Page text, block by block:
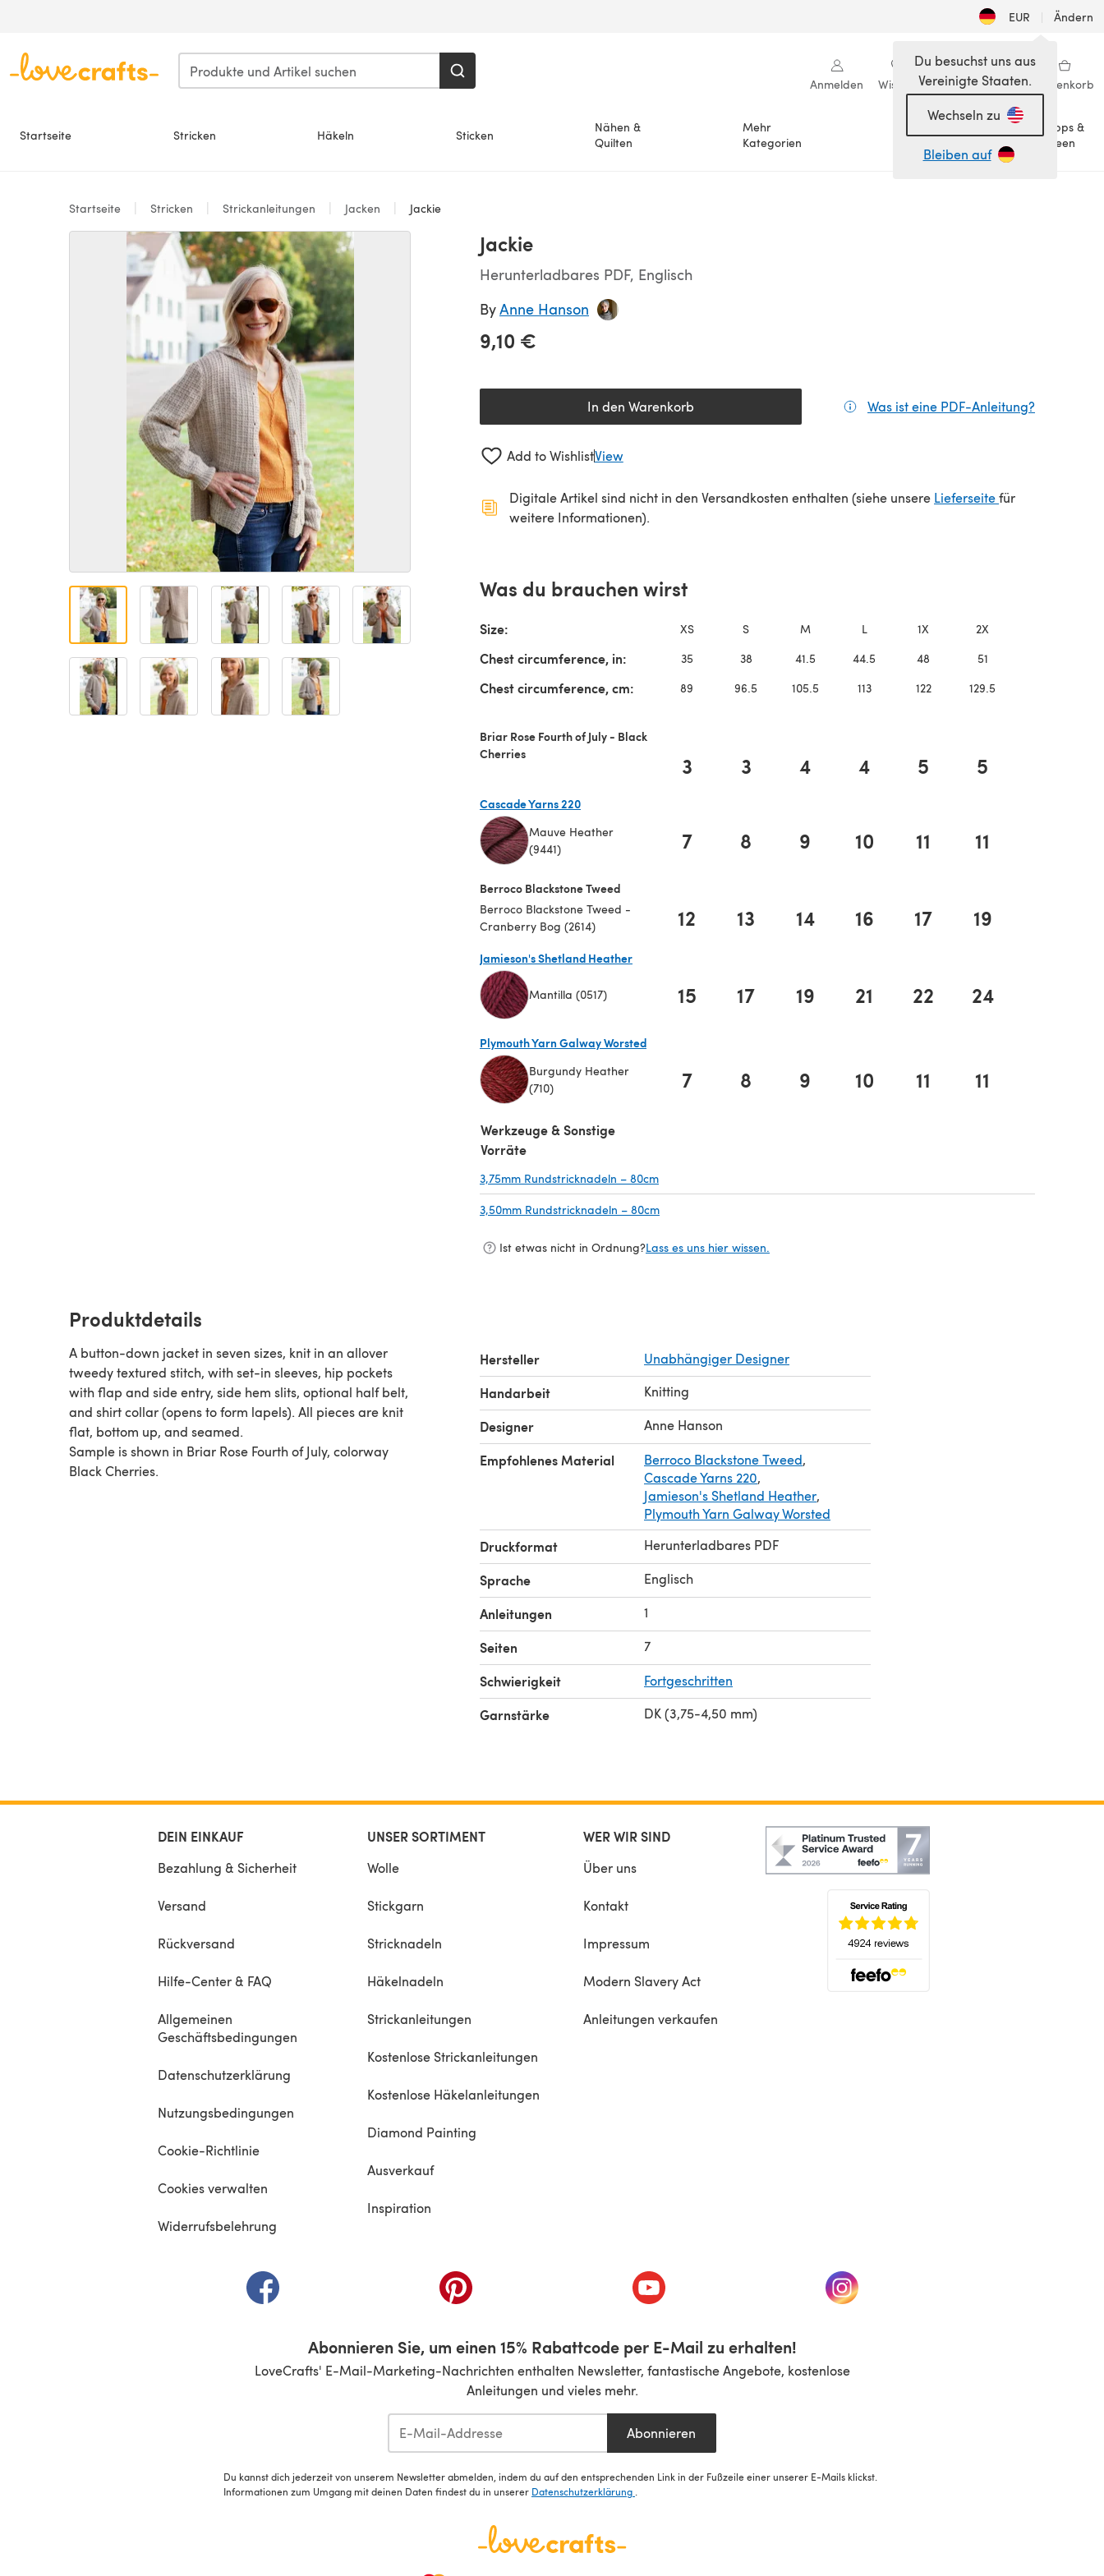
EUR | Ändern
Anmelden Wishlist Meine Bibliothek Warenkorb
Startseite Stricken Häkeln Sticken
Nähen &
Quilten
Mehr
Kategorien
Anlässe
Tipps &
Ideen
Du besuchst uns aus
Vereinigte Staaten.
Wechseln zu
Bleiben auf
Startseite Stricken Strickanleitungen Jacken Jackie
Jackie
Herunterladbares PDF, Englisch
ByAnne Hanson
9,10 €
In den Warenkorb Was ist eine PDF-Anleitung?
Add to WishlistView
Digitale Artikel sind nicht in den Versandkosten enthalten (siehe unsere Lieferseite(öffnet sich in
für
weitere Informationen).
Was du brauchen wirst
Size: XS S M L 1X 2X
Chest circumference, in: 35 38 41.5 44.5 48 51
Chest circumference, cm: 89 96.5 105.5 113 122 129.5
Briar Rose Fourth of July - Black
Cherries
3 3 4 4 5 5
Cascade Yarns 220
Mauve Heather
(9441)
7 8 9 10 11 11
Berroco Blackstone Tweed
Berroco Blackstone Tweed -
Cranberry Bog (2614)
12 13 14 16 17 19
Jamieson's Shetland Heather
Mantilla (0517) 15 17 19 21 22 24
Plymouth Yarn Galway Worsted
Burgundy Heather
(710)
7 8 9 10 11 11
Werkzeuge & Sonstige
Vorräte
3,75mm Rundstricknadeln – 80cm
3,50mm Rundstricknadeln – 80cm
Ist etwas nicht in Ordnung?Lass es uns hier wissen.
Produktdetails
A button-down jacket in seven sizes, knit in an allover
tweedy textured stitch, with set-in sleeves, hip pockets
with flap and side entry, side hem slits, optional half belt,
and shirt collar (opens to form lapels). All pieces are knit
flat, bottom up, and seamed.
Sample is shown in Briar Rose Fourth of July, colorway
Black Cherries.
Hersteller Unabhängiger Designer
Handarbeit Knitting
Designer Anne Hanson
Empfohlenes Material Berroco Blackstone Tweed,
Cascade Yarns 220,
Jamieson's Shetland Heather,
Plymouth Yarn Galway Worsted
Druckformat Herunterladbares PDF
Sprache Englisch
Anleitungen 1
Seiten 7
Schwierigkeit Fortgeschritten
Garnstärke DK (3,75-4,50 mm)
DEIN EINKAUF
Bezahlung & Sicherheit
Versand
Rückversand
Hilfe-Center & FAQ
Allgemeinen
Geschäftsbedingungen
Datenschutzerklärung
Nutzungsbedingungen
Cookie-Richtlinie
Cookies verwalten
Widerrufsbelehrung
UNSER SORTIMENT
Wolle
Stickgarn
Stricknadeln
Häkelnadeln
Strickanleitungen
Kostenlose Strickanleitungen
Kostenlose Häkelanleitungen
Diamond Painting
Ausverkauf
Inspiration
WER WIR SIND
Über uns
Kontakt
Impressum
Modern Slavery Act
Anleitungen verkaufen
(öffnet sich in einem neuen Tab)(öffnet sich in einem neuen Tab)(öffnet sich in einem neuen Tab)(öffnet sich in einem neuen Tab)
Abonnieren Sie, um einen 15% Rabattcode per E-Mail zu erhalten!
LoveCrafts' E-Mail-Marketing-Nachrichten enthalten Newsletter, fantastische Angebote, kostenlose
Anleitungen und vieles mehr.
Abonnieren
Du kannst dich jederzeit von unserem Newsletter abmelden, indem du auf den entsprechenden Link in der Fußzeile einer unserer E-Mails klickst.
Informationen zum Umgang mit deinen Daten findest du in unserer Datenschutzerklärung